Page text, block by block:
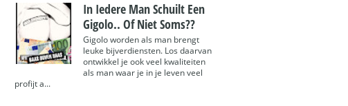
In Iedere Man Schuilt Een
Gigolo.. Of Niet Soms??
Gigolo worden als man brengt
leuke bijverdiensten. Los daarvan
ontwikkel je ook veel kwaliteiten
als man waar je in je leven veel
profijt a...